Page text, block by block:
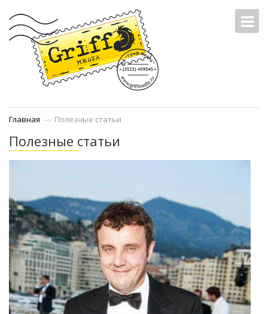
Главная — Полезные статьи
Полезные статьи